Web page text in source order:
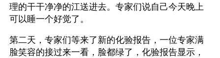
理的干干净净的江送进去。专家们说自己今天晚上
可以睡一个好觉了。
第二天，专家们等来了新的化验报告，一位专家满
脸笑容的接过来一看，脸都绿了，化验报告显示，